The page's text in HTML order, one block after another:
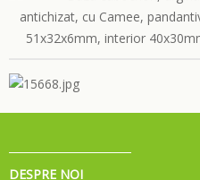
DESPRE NOI